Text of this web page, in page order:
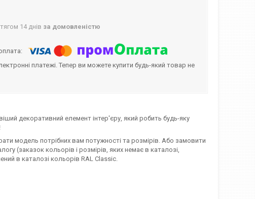
14 днів за домовленістю
платежі. Тепер ви можете купити будь-який товар не
декоративний елемент інтер'єру, який робить будь-яку
модель потрібних вам потужності та розмірів. Або замовити
(заказок кольорів і розмірів, яких немає в каталозі,
в каталозі кольорів RAL Classic.